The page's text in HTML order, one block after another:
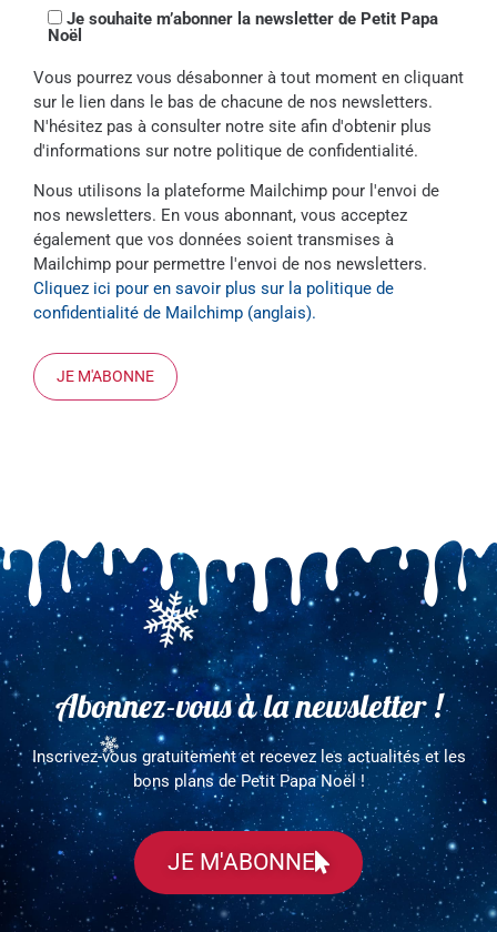
Je souhaite m’abonner la newsletter de Petit Papa
Noël
Vous pourrez vous désabonner à tout moment en cliquant
sur le lien dans le bas de chacune de nos newsletters.
N'hésitez pas à consulter notre site afin d'obtenir plus
d'informations sur notre politique de confidentialité.
Nous utilisons la plateforme Mailchimp pour l'envoi de
nos newsletters. En vous abonnant, vous acceptez
également que vos données soient transmises à
Mailchimp pour permettre l'envoi de nos newsletters.
Cliquez ici pour en savoir plus sur la politique de
confidentialité de Mailchimp (anglais).
Abonnez-vous à la newsletter !
Inscrivez-vous gratuitement et recevez les actualités et les
bons plans de Petit Papa Noël !
JE M'ABONNE